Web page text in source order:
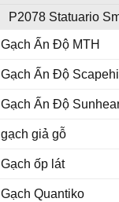
P2078 Statuario
Gạch Ấn Độ MTH
Gạch Ấn Độ
Gạch Ấn Độ
gạch giả gỗ
Gạch ốp lát
Gạch Quantiko